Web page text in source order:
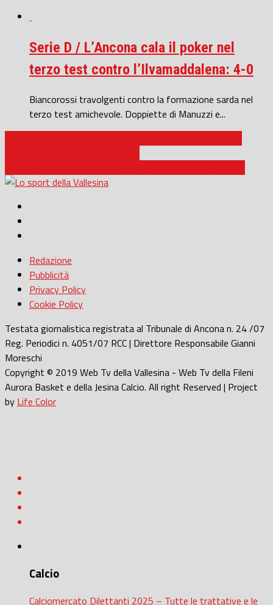
Serie D / L’Ancona cala il poker nel
terzo test contro l’Ilvamaddalena: 4-0
Biancorossi travolgenti contro la formazione sarda nel
terzo test amichevole. Doppiette di Manuzzi e...
Redazione
Pubblicità
Privacy Policy
Cookie Policy
Testata giornalistica registrata al Tribunale di Ancona n. 24 /07
Reg. Periodici n. 4051/07 RCC | Direttore Responsabile Gianni
Moreschi
Copyright © 2019 Web Tv della Vallesina - Web Tv della Fileni
Aurora Basket e della Jesina Calcio. All right Reserved | Project
by Life Color
Calcio
Calciomercato Dilettanti 2025 – Tutte le trattative e le